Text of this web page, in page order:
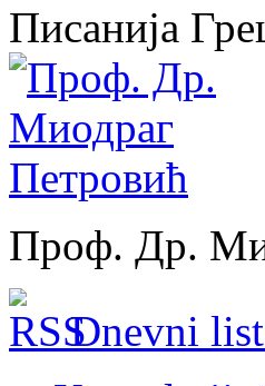
Писанија
Проф. Др.
Dnevni